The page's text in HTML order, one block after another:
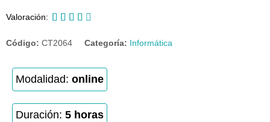
Valoración:     
Código: CT2064 Categoría: Informática
Modalidad: online
Duración: 5 horas